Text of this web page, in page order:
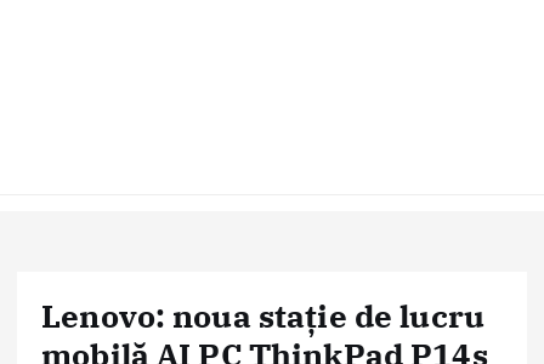
Lenovo: noua stație de lucru
mobilă AI PC ThinkPad P14s